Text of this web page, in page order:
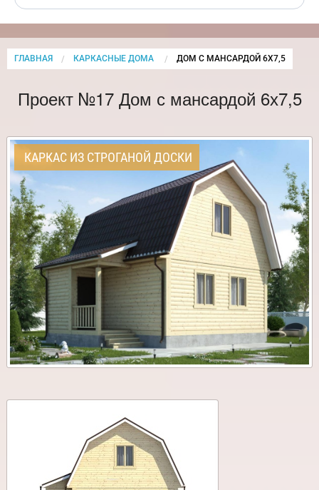
ГЛАВНАЯ КАРКАСНЫЕ ДОМА CURRENT:
ДОМ С МАНСАРДОЙ 6Х7,5
Проект №17 Дом с мансардой 6х7,5
КАРКАС ИЗ СТРОГАНОЙ ДОСКИ